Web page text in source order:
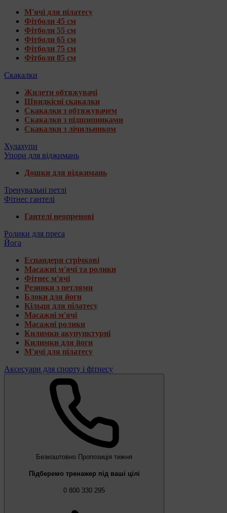
М'ячі для пілатесу
Фітболи 45 см
Фітболи 55 см
Фітболи 65 см
Фітболи 75 см
Фітболи 85 см
Скакалки
Жилети обтяжувачі
Швидкісні скакалки
Скакалки з обтяжувачем
Скакалки з підшипниками
Скакалки з лічильником
Хулахупи
Упори для віджимань
Дошки для віджимань
Тренувальні петлі
Фітнес гантелі
Гантелі неопренові
Ролики для преса
Йога
Еспандери стрічкові
Масажні м'ячі та ролики
Фітнес м'ячі
Резинки з петлями
Блоки для йоги
Кільця для пілатесу
Масажні м'ячі
Масажні ролики
Килимки акупунктурні
Килимки для йоги
М'ячі для пілатесу
Аксесуари для спорту і фітнесу
Безкоштовно Пропозиція тижня
Підберемо тренажер під ваші цілі
0 800 330 295